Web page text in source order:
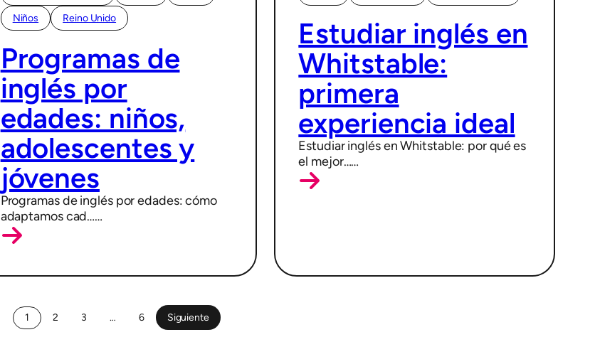
Niños
Reino Unido
Programas de
inglés por
edades: niños,
adolescentes y
jóvenes
Programas de inglés por edades: cómo
adaptamos cad……
Estudiar inglés en
Whitstable:
primera
experiencia ideal
Estudiar inglés en Whitstable: por qué es
el mejor……
1 2 3 … 6 Siguiente